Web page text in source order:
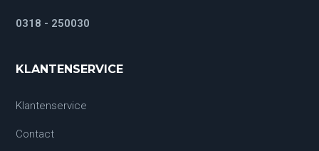
0318 - 250030
KLANTENSERVICE
Klantenservice
Contact